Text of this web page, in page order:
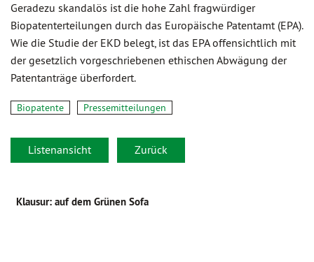
Geradezu skandalös ist die hohe Zahl fragwürdiger
Biopatenterteilungen durch das Europäische Patentamt (EPA).
Wie die Studie der EKD belegt, ist das EPA offensichtlich mit
der gesetzlich vorgeschriebenen ethischen Abwägung der
Patentanträge überfordert.
Biopatente Pressemitteilungen
Listenansicht Zurück
Klausur: auf dem Grünen Sofa